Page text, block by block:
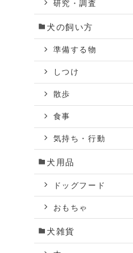
研究・調査
犬の飼い方
準備する物
しつけ
散歩
食事
気持ち・行動
犬用品
ドッグフード
おもちゃ
犬雑貨